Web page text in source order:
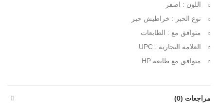
اللون : اصفر
نوع الحبر : خراطيش حبر
متوافق مع : الطابعات
العلامة التجارية : UPC
متوافق مع طابعة HP
مراجعات (0)